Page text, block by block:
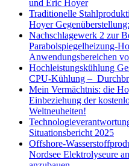
und Eric Hoyer
Traditionelle
Hoyer Gegenüberstellung:
Nachschlagewerk 2 zur
Parabolspiegelheizung-
Anwendungsbereichen
Hochleistungskühlung
CPU-Kühlung –
Mein Vermächtnis: die
Einbeziehung der
Weltneuheiten!
Situationsbericht 2025
Offshore-
Nordsee Elektrolyseure